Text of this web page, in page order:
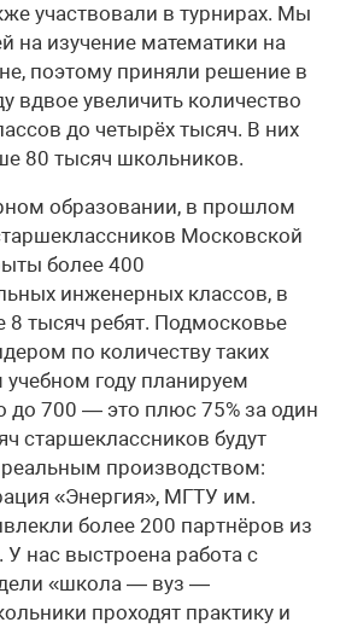
участвовали в турнирах. Мы
на изучение математики на
поэтому приняли решение в
вдвое увеличить количество
до четырёх тысяч. В них
80 тысяч школьников.
образовании, в прошлом
Московской
более 400
инженерных классов, в
8 тысяч ребят. Подмосковье
по количеству таких
году планируем
до 700 — это плюс 75% за один
старшеклассников будут
реальным производством:
«Энергия», МГТУ им.
более 200 партнёров из
У нас выстроена работа с
«школа — вуз —
проходят практику и